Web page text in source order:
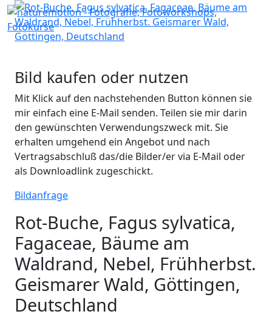
Bild kaufen oder nutzen
Mit Klick auf den nachstehenden Button können sie
mir einfach eine E-Mail senden. Teilen sie mir darin
den gewünschten Verwendungszweck mit. Sie
erhalten umgehend ein Angebot und nach
Vertragsabschluß das/die Bilder/er via E-Mail oder
als Downloadlink zugeschickt.
Bildanfrage
Rot-Buche, Fagus sylvatica,
Fagaceae, Bäume am
Waldrand, Nebel, Frühherbst.
Geismarer Wald, Göttingen,
Deutschland